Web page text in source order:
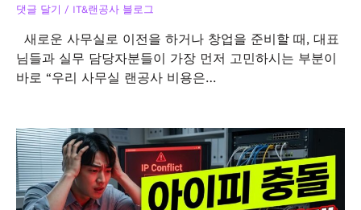
댓글 달기 / IT&랜공사 블로그
새로운 사무실로 이전을 하거나 창업을 준비할 때, 대표
님들과 실무 담당자분들이 가장 먼저 고민하시는 부분이
바로 “우리 사무실 랜공사 비용은…